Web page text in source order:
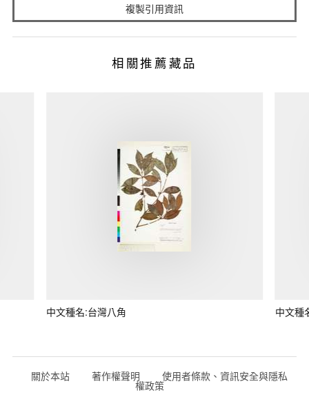
複製引用資訊
相關推薦藏品
中文種名:台灣八角 中文種
關於本站 著作權聲明 使用者條款、資訊安全與隱私
權政策